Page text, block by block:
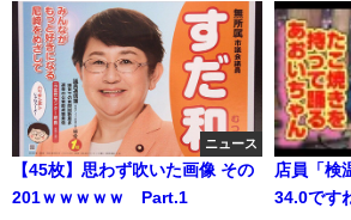
ニュース
【45枚】思わず吹いた画像 その
201ｗｗｗｗｗ Part.1
店員「検
34.0です